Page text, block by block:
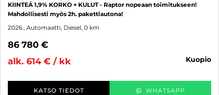
KIINTEÄ 1,9% KORKO + KULUT - Raptor nopeaan toimitukseen!
Mahdollisesti myös 2h. pakettiautona!
2026 , Automaatti, Diesel, 0 km
86 780 €
alk. 614 € / kk
kuopio
KATSO TIEDOT WHATSAPP